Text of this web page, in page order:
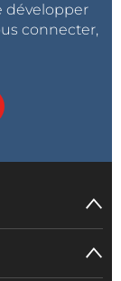
développer
connecter,